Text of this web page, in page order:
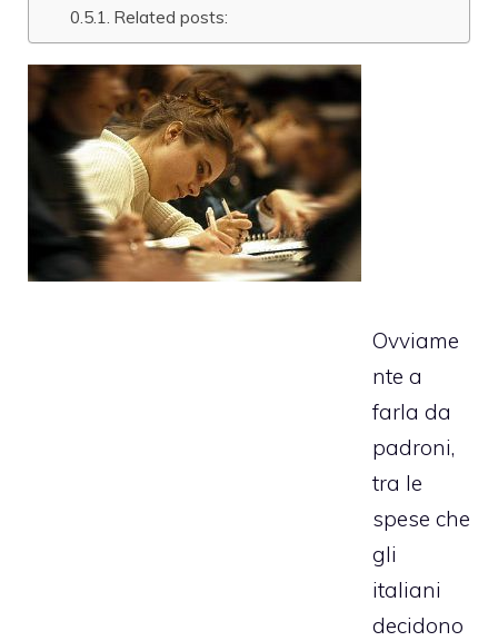
Related posts:
Ovviame
nte a
farla da
padroni,
tra le
spese che
gli
italiani
decidono